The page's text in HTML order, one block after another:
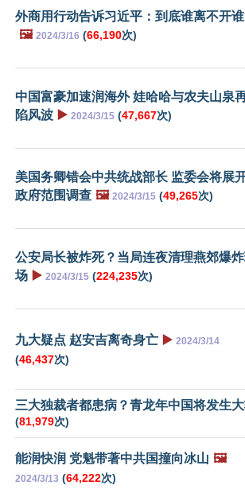
外商用行动告诉习近平：到底谁离不开谁
🖼️ 2024/3/16 (66,190次)
中国富豪加速润海外 娃哈哈与农夫山泉
陷风波 ▶️ 2024/3/15 (47,667次)
美国务卿错会中共统战部长 监委会将展
政府范围调查 🖼️ 2024/3/15 (49,265次)
公安局长被炸死？当局连夜清理燕郊爆
场 ▶️ 2024/3/15 (224,235次)
九大疑点 赵安吉离奇身亡 ▶️ 2024/3/14
(46,437次)
三大独裁者都患病？青龙年中国将发生
(81,979次)
能润快润 党魁带著中共国撞向冰山 🖼️
2024/3/13 (64,222次)